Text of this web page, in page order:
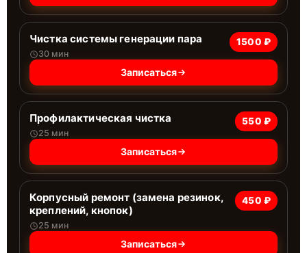
Чистка системы генерации пара
30 мин
1500 ₽
Записаться
Профилактическая чистка
25 мин
550 ₽
Записаться
Корпусный ремонт (замена резинок,
креплений, кнопок)
25 мин
450 ₽
Записаться